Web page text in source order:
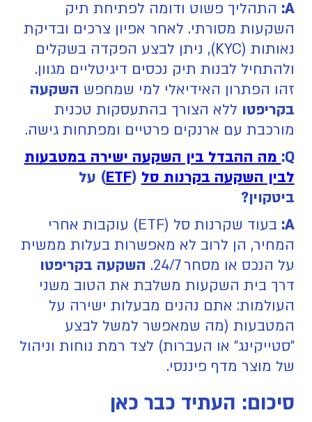
A: התהליך פשוט ודומה לפתיחת תיק
השקעות מסורתי. לאחר אפיון צרכים ובדיקת
נאותות (KYC), ניתן לבצע הפקדה בשקלים
ולהתחיל לבנות תיק נכסים דיגיטליים מגוון.
זהו הפתרון האידיאלי למי שמחפש השקעה
בקריפטו ללא הצורך בהתעסקות טכנית
מורכבת עם ארנקים פרטיים ומפתחות גישה.
Q: מה ההבדל בין השקעה ישירה במטבעות
לבין השקעה בקרנות סל (
ETF) על
ביטקוין?
A:
בעוד שקרנות סל (ETF) עוקבות אחרי
המחיר, הן לרוב לא מאפשרות בעלות ממשית
על הנכס או מסחר 24/7.
השקעה בקריפטו
דרך בית השקעות משלבת את הטוב משני
העולמות: אתם נהנים מבעלות ישירה על
המטבעות (מה שמאפשר למשל לבצע
"סטייקינג" או העברות) לצד רמת נוחות וניהול
של מוצר מדף פיננסי.
סיכום: העתיד כבר כאן